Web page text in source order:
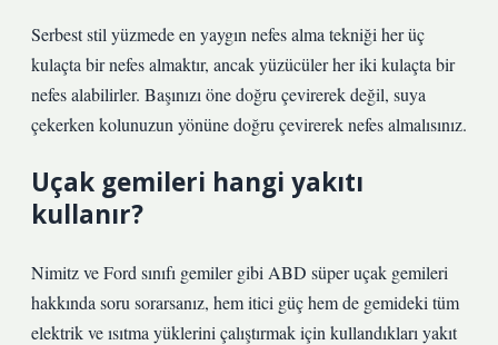
Serbest stil yüzmede en yaygın nefes alma tekniği her üç
kulaçta bir nefes almaktır, ancak yüzücüler her iki kulaçta bir
nefes alabilirler. Başınızı öne doğru çevirerek değil, suya
çekerken kolunuzun yönüne doğru çevirerek nefes almalısınız.
Uçak gemileri hangi yakıtı
kullanır?
Nimitz ve Ford sınıfı gemiler gibi ABD süper uçak gemileri
hakkında soru sorarsanız, hem itici güç hem de gemideki tüm
elektrik ve ısıtma yüklerini çalıştırmak için kullandıkları yakıt